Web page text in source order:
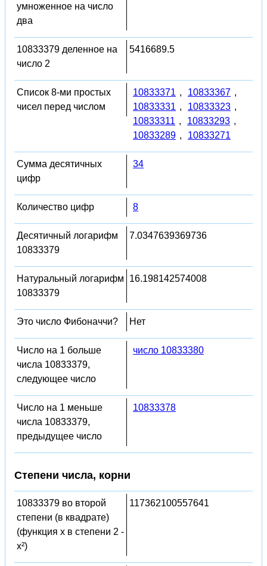
умноженное на число
два
10833379 деленное на
число 2
5416689.5
Список 8-ми простых
чисел перед числом
10833371 , 10833367 ,
10833331 , 10833323 ,
10833311 , 10833293 ,
10833289 , 10833271
Сумма десятичных
цифр
34
Количество цифр 8
Десятичный логарифм
10833379
7.0347639369736
Натуральный логарифм
10833379
16.198142574008
Это число Фибоначчи? Нет
Число на 1 больше
числа 10833379,
следующее число
число 10833380
Число на 1 меньше
числа 10833379,
предыдущее число
10833378
Степени числа, корни
10833379 во второй
степени (в квадрате)
(функция x в степени 2 -
x²)
117362100557641